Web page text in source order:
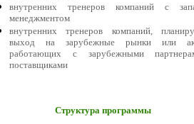
внутренних тренеров компаний с
менеджментом
внутренних тренеров компаний,
выход на зарубежные рынки или
работающих с зарубежными
поставщиками
Структура программы